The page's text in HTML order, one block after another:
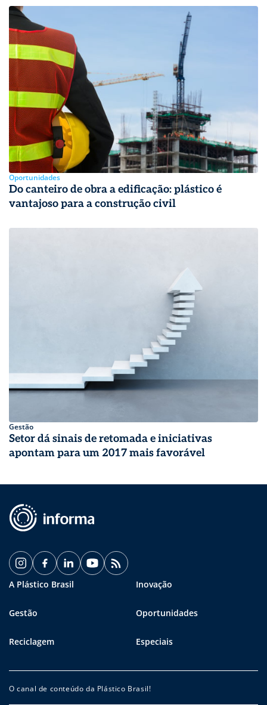
Oportunidades
Do canteiro de obra a edificação: plástico é
vantajoso para a construção civil
Gestão
Setor dá sinais de retomada e iniciativas
apontam para um 2017 mais favorável
A Plástico Brasil Inovação
Gestão Oportunidades
Reciclagem Especiais
O canal de conteúdo da Plástico Brasil!